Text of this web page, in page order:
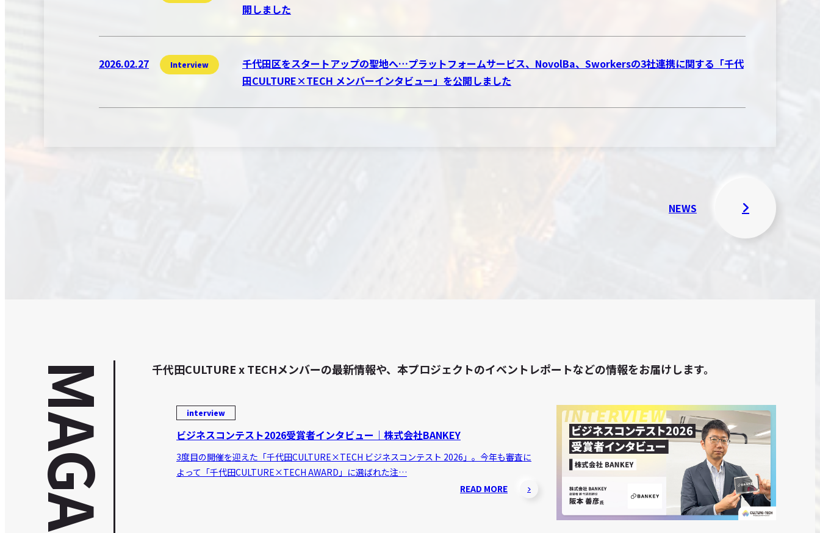
開しました
2026.02.27 Interview
千代田区をスタートアップの聖地へ…プラットフォームサービス、NovolBa、Sworkersの3社連携に関する「千代
田CULTURE×TECH メンバーインタビュー」を公開しました
NEWS
千代田CULTURE x TECHメンバーの最新情報や、本プロジェクトのイベントレポートなどの情報をお届けします。
interview
ビジネスコンテスト2026受賞者インタビュー｜株式会社BANKEY
3度目の開催を迎えた「千代田CULTURE×TECH ビジネスコンテスト 2026」。今年も審査に
よって「千代田CULTURE×TECH AWARD」に選ばれた注…
READ MORE